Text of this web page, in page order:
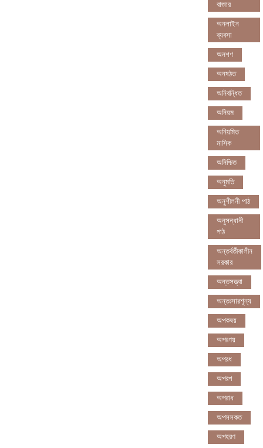
বাজার
অনলাইন
ব্যবসা
অনশণ
অনষঠত
অনিবন্ধিত
অনিয়ম
অনিয়মিত
মাসিক
অনিশ্চিত
অনুমতি
অনুশীলনী পাঠ
অনুসন্ধানী
পাঠ
অন্তর্বর্তীকালীন
সরকার
অন্তসত্ত্বা
অন্তঃসারশূন্য
অপকষয়
অপরণয়
অপরধ
অপরপ
অপরাধ
অপসসকত
অপহরণ